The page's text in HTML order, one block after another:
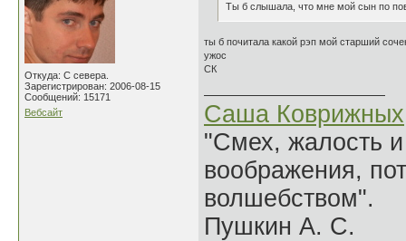
Откуда: С севера.
Зарегистрирован: 2006-08-15
Сообщений: 15171
Вебсайт
Ты б слышала, что мне мой сын по
ты б почитала какой рэп мой старший
ужос
СК
Саша Коврижных
"Смех, жалость
воображения,
волшебством".
Пушкин А. С.